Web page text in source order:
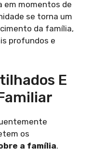
em momentos de
se torna um
da família,
profundos e
E
os
a família.